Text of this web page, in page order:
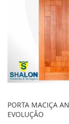
PORTA MACIÇA
EVOLUÇÂO